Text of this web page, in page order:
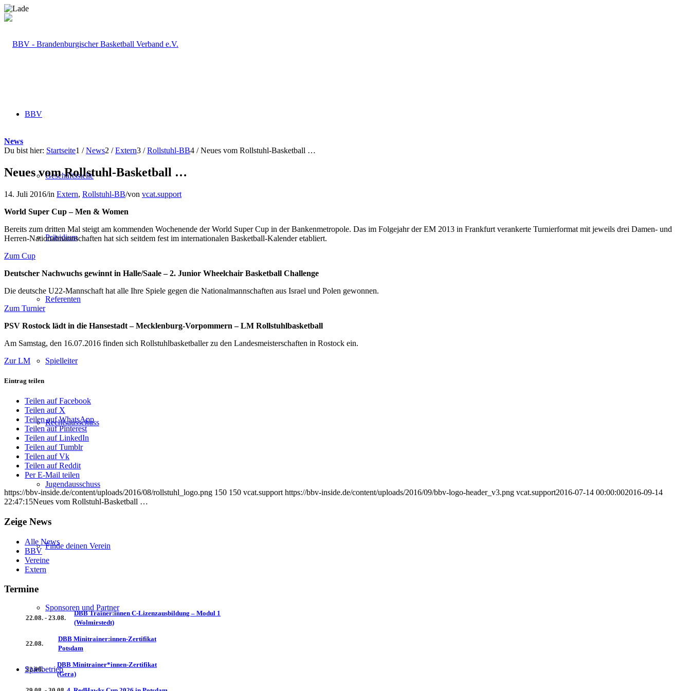
BBV
Geschäftsstelle
Präsidium
Referenten
Spielleiter
Rechtsausschuss
Jugendausschuss
Finde deinen Verein
Sponsoren und Partner
Spielbetrieb
News
Du bist hier: Startseite1 / News2 / Extern3 / Rollstuhl-BB4 / Neues vom Rollstuhl-Basketball …
Neues vom Rollstuhl-Basketball …
14. Juli 2016/in Extern, Rollstuhl-BB/von vcat.support
World Super Cup – Men & Women
Bereits zum dritten Mal steigt am kommenden Wochenende der World Super Cup in der Bankenmetropole. Das im Folgejahr der EM 2013 in Frankfurt verankerte Turnierformat mit jeweils drei Damen- und
Herren-Nationalmannschaften hat sich seitdem fest im internationalen Basketball-Kalender etabliert.
Zum Cup
Deutscher Nachwuchs gewinnt in Halle/Saale – 2. Junior Wheelchair Basketball Challenge
Die deutsche U22-Mannschaft hat alle Ihre Spiele gegen die Nationalmannschaften aus Israel und Polen gewonnen.
Zum Turnier
PSV Rostock lädt in die Hansestadt – Mecklenburg-Vorpommern – LM Rollstuhlbasketball
Am Samstag, den 16.07.2016 finden sich Rollstuhlbasketballer zu den Landesmeisterschaften in Rostock ein.
Zur LM
Eintrag teilen
Teilen auf Facebook
Teilen auf X
Teilen auf WhatsApp
Teilen auf Pinterest
Teilen auf LinkedIn
Teilen auf Tumblr
Teilen auf Vk
Teilen auf Reddit
Per E-Mail teilen
https://bbv-inside.de/content/uploads/2016/08/rollstuhl_logo.png 150 150 vcat.support https://bbv-inside.de/content/uploads/2016/09/bbv-logo-header_v3.png vcat.support2016-07-14 00:00:002016-09-14
22:47:15Neues vom Rollstuhl-Basketball …
Zeige News
Alle News
BBV
Vereine
Extern
Termine
22.08. - 23.08.
DBB Trainer:innen C-Lizenzausbildung – Modul 1
(Wolmirstedt)
22.08.
DBB Minitrainer:innen-Zertifikat
Potsdam
22.08.
DBB Minitrainer*innen-Zertifikat
(Gera)